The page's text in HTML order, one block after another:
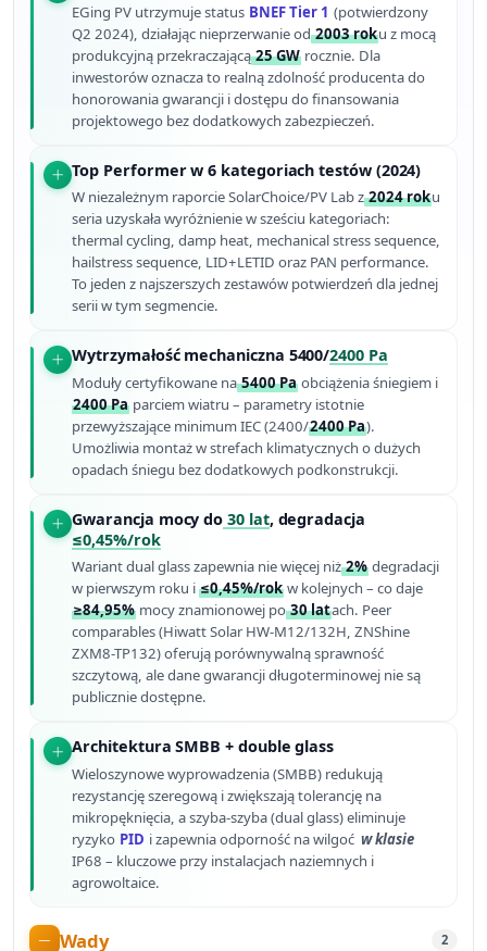
EGing PV utrzymuje status BNEF Tier 1 (potwierdzony
Q2 2024), działając nieprzerwanie od2003 roku z mocą
produkcyjną przekraczającą25 GW rocznie. Dla
inwestorów oznacza to realną zdolność producenta do
honorowania gwarancji i dostępu do finansowania
projektowego bez dodatkowych zabezpieczeń.
Top Performer w 6 kategoriach testów (2024)
W niezależnym raporcie SolarChoice/PV Lab z2024 roku
seria uzyskała wyróżnienie w sześciu kategoriach:
thermal cycling, damp heat, mechanical stress sequence,
hailstress sequence, LID+LETID oraz PAN performance.
To jeden z najszerszych zestawów potwierdzeń dla jednej
serii w tym segmencie.
Wytrzymałość mechaniczna 5400/2400 Pa
Moduły certyfikowane na5400 Pa obciążenia śniegiem i
2400 Pa parciem wiatru – parametry istotnie
przewyższające minimum IEC (2400/2400 Pa).
Umożliwia montaż w strefach klimatycznych o dużych
opadach śniegu bez dodatkowych podkonstrukcji.
Gwarancja mocy do 30 lat, degradacja
≤0,45%/rok
Wariant dual glass zapewnia nie więcej niż2% degradacji
w pierwszym roku i≤0,45%/rok w kolejnych – co daje
≥84,95% mocy znamionowej po30 latach. Peer
comparables (Hiwatt Solar HW-M12/132H, ZNShine
ZXM8-TP132) oferują porównywalną sprawność
szczytową, ale dane gwarancji długoterminowej nie są
publicznie dostępne.
Architektura SMBB + double glass
Wieloszynowe wyprowadzenia (SMBB) redukują
rezystancję szeregową i zwiększają tolerancję na
mikropęknięcia, a szyba-szyba (dual glass) eliminuje
ryzyko PID i zapewnia odporność na wilgoć w klasie
IP68 – kluczowe przy instalacjach naziemnych i
agrowoltaice.
Wady 2